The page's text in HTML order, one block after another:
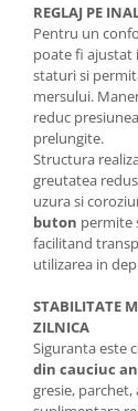
REGLAJ PE
Pentru un
poate fi ajustat
staturi si
mersului.
reduc
prelungite.
Structura
greutatea
uzura si
buton permite
facilitand
utilizarea in
STABILITATE
ZILNICA
Siguranta este
din cauciuc
gresie,